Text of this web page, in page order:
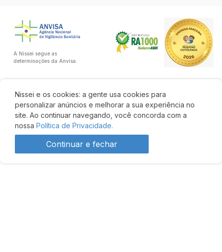
Nissei e os cookies: a gente usa cookies para
personalizar anúncios e melhorar a sua experiência no
site. Ao continuar navegando, você concorda com a
nossa Política de Privacidade.
Continuar e fechar
A Nissei segue as
determinações da Anvisa.